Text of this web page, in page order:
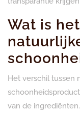
Wat is
Het verschil tussen
van de